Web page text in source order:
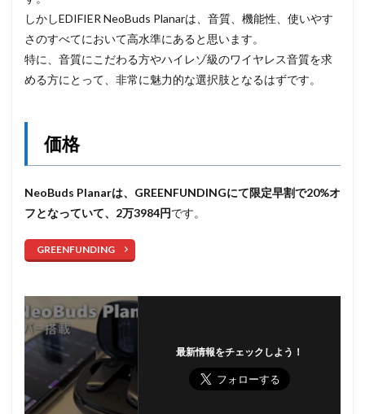
しかしEDIFIER NeoBuds Planarは、音質、機能性、使いやす
さのすべてにおいて高水準にあると思います。
特に、音質にこだわる方やハイレゾ級のワイヤレス音質を求
める方にとって、非常に魅力的な選択肢となるはずです。
価格
NeoBuds Planarは、GREENFUNDINGにて限定早割で20%オ
フとなっていて、2万3984円です。
GREENFUNDING
最新情報をチェックしよう！